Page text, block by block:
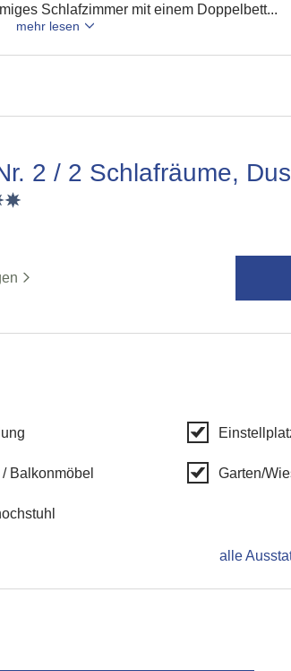
Schlafzimmer mit einem Doppelbett...
mehr lesen
2 / 2 Schlafräume,
Balkonmöbel Garten/
alle